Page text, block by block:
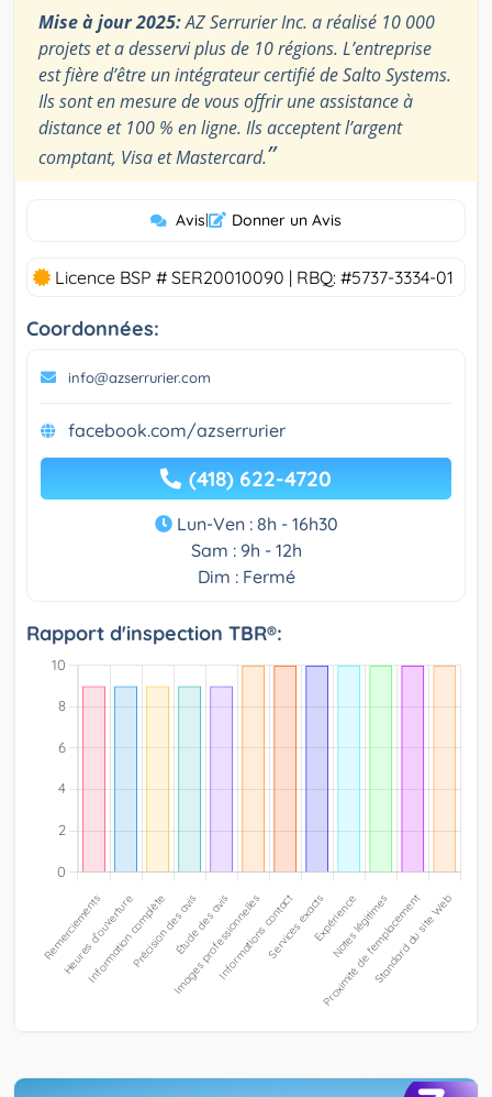
Mise à jour 2025:AZ Serrurier Inc. a réalisé 10 000
projets et a desservi plus de 10 régions. L’entreprise
est fière d’être un intégrateur certifié de Salto Systems.
Ils sont en mesure de vous offrir une assistance à
distance et 100 % en ligne. Ils acceptent l’argent
comptant, Visa et Mastercard.”
Avis| Donner un Avis
Licence BSP # SER20010090 | RBQ: #5737-3334-01
Coordonnées:
info@azserrurier.com
facebook.com/azserrurier
(418) 622-4720
Lun-Ven : 8h - 16h30
Sam : 9h - 12h
Dim : Fermé
Rapport d'inspection TBR®: